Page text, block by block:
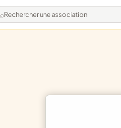
Rechercher une association